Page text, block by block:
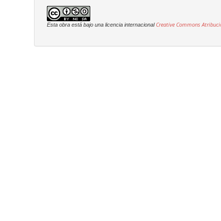
Esta obra está bajo una licencia internacional Creative Commons